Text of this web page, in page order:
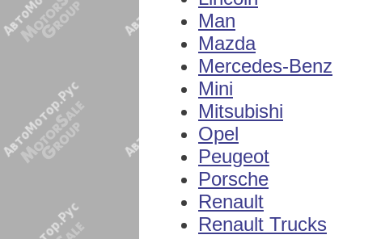
Man
Mazda
Mercedes-Benz
Mini
Mitsubishi
Opel
Peugeot
Porsche
Renault
Renault Trucks